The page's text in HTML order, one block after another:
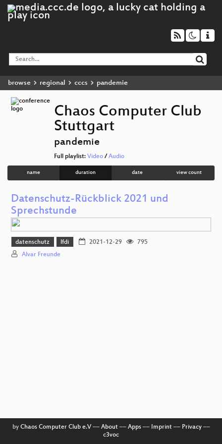
browse regional cccs pandemie
Chaos Computer Club
Stuttgart
pandemie
Full playlist:Video /Audio
name duration date view count
Datenschutz-Rückblick 2021 und
Sprechstunde
datenschutz lfdi 2021-12-29
795
Alvar Freunde
by Chaos Computer Club e.V–– About–– Apps–– Imprint–– Privacy––
c3voc